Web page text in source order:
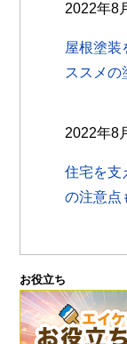
2022年8
屋根塗装
ススメの
2022年8
住宅を支
の注意点
お役立ち